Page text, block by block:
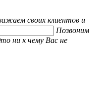
своих клиентов и
Позвоним
ни к чему Вас не